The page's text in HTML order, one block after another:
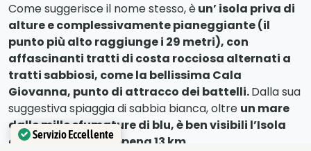
Come suggerisce il nome stesso, èun’ isola priva di
alture e complessivamente pianeggiante (il
punto più alto raggiunge i 29 metri), con
affascinanti tratti di costa rocciosa alternati a
tratti sabbiosi, come la bellissima Cala
Giovanna, punto di attracco dei battelli.Dalla sua
suggestiva spiaggia di sabbia bianca, oltre un mare
dalle mille sfumature di blu, è ben visibili l’Isola
d’Elba, distante appena 13 km
Servizio Eccellente